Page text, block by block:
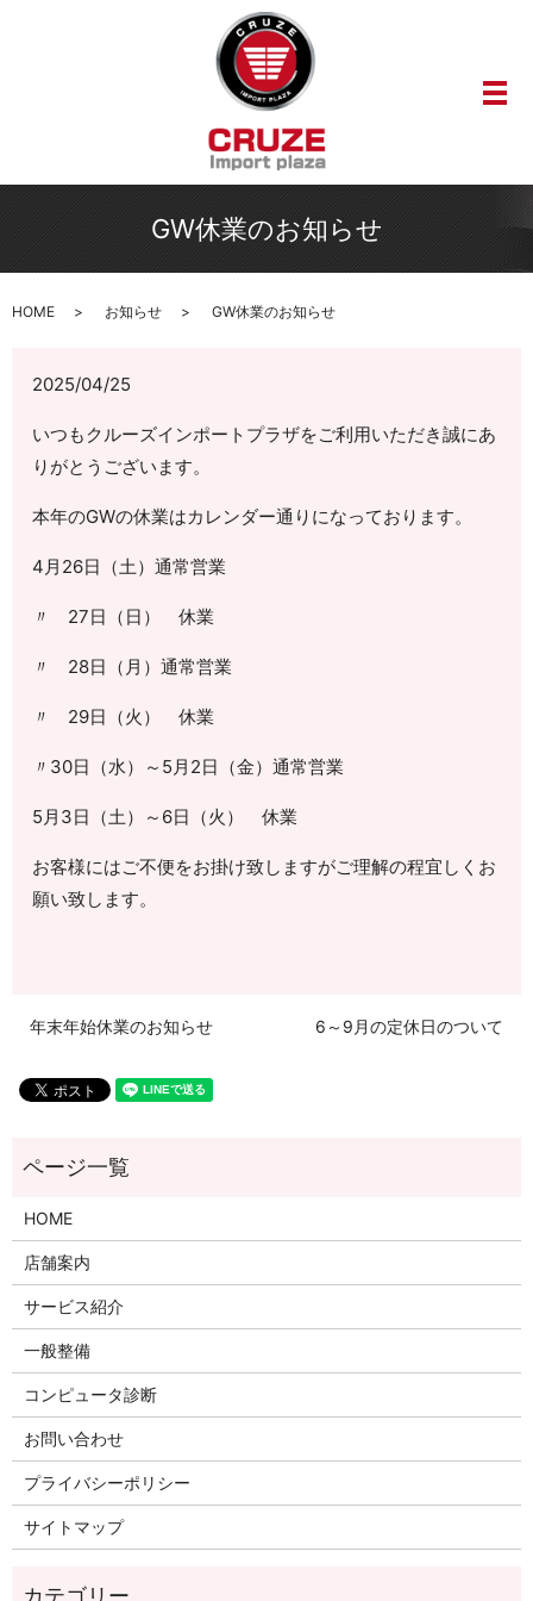
メ
GW休業のお知らせ
HOME お知らせ GW休業のお知らせ
2025/04/25
いつもクルーズインポートプラザをご利用いただき誠にあ
りがとうございます。
本年のGWの休業はカレンダー通りになっております。
4月26日（土）通常営業
〃 27日（日） 休業
〃 28日（月）通常営業
〃 29日（火） 休業
〃30日（水）～5月2日（金）通常営業
5月3日（土）～6日（火） 休業
お客様にはご不便をお掛け致しますがご理解の程宜しくお
願い致します。
年末年始休業のお知らせ 6～9月の定休日のついて
HOME
店舗案内
サービス紹介
一般整備
コンピュータ診断
お問い合わせ
プライバシーポリシー
サイトマップ